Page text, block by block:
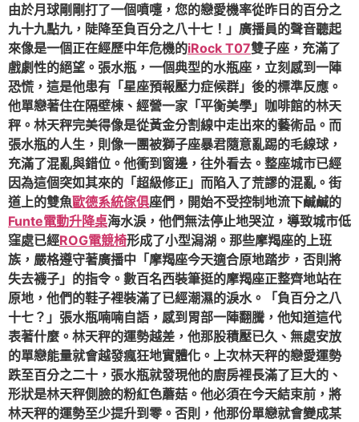
由於月球剛剛打了一個噴嚏，您的戀愛機率從昨日的百分之
九十九點九，陡降至負百分之八十七！」廣播員的聲音聽起
來像是一個正在經歷中年危機的iRock T07雙子座，充滿了
戲劇性的絕望。張水瓶，一個典型的水瓶座，立刻感到一陣
恐慌，這是他患有「星座預報壓力症候群」後的標準反應。
他單戀著住在隔壁棟、經營一家「平衡美學」咖啡館的林天
秤。林天秤完美得像是從黃金分割線中走出來的藝術品。而
張水瓶的人生，則像一團被獅子座暴君隨意亂踢的毛線球，
充滿了混亂與錯位。他衝到窗邊，往外看去。整座城市已經
因為這個突如其來的「超級修正」而陷入了荒謬的混亂。街
道上的雙魚歐德系統傢俱座們，開始不受控制地流下鹹鹹的
Funte電動升降桌海水淚，他們無法停止地哭泣，導致城市低
窪處已經ROG電競椅形成了小型潟湖。那些摩羯座的上班
族，嚴格遵守著廣播中「摩羯座今天適合原地踏步，否則將
失去襪子」的指令。數百名西裝筆挺的摩羯座正整齊地站在
原地，他們的鞋子裡裝滿了已經潮濕的淚水。「負百分之八
十七？」張水瓶喃喃自語，感到胃部一陣翻騰，他知道這代
表著什麼。林天秤的運勢越差，他那股積壓已久、無處安放
的單戀能量就會越發瘋狂地實體化。上次林天秤的戀愛運勢
跌至百分之二十，張水瓶就發現他的廚房裡長滿了巨大的、
形狀是林天秤側臉的粉紅色蘑菇。他必須在今天結束前，將
林天秤的運勢至少提升到零。否則，他那份單戀就會變成某